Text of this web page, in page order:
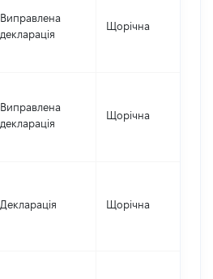
Виправлена
декларація
Щорічна
Виправлена
декларація
Щорічна
Декларація Щорічна